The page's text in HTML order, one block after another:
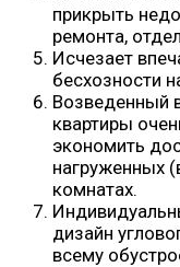
прикрыть
ремонта,
Исчезает
бесхозности
Возведенный
квартиры
экономить
нагруженных
комнатах.
дизайн
всему